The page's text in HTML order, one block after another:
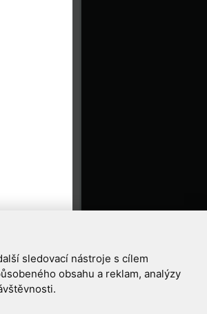
sledovací nástroje s cílem
obsahu a reklam, analýzy